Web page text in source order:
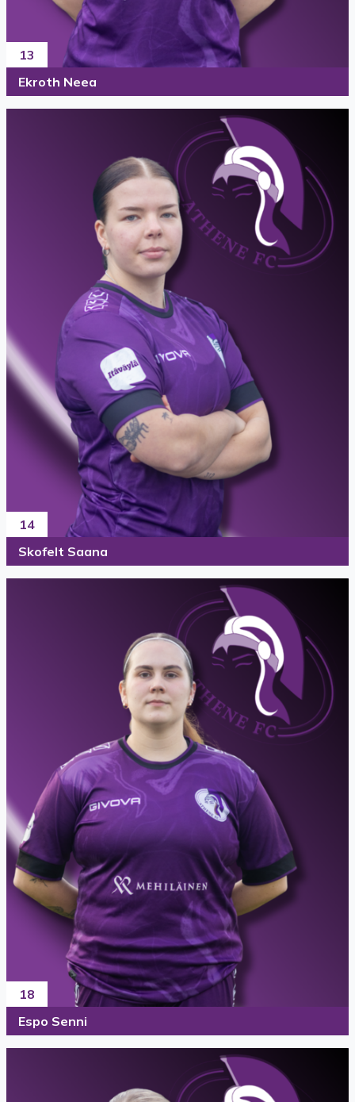
13
Ekroth Neea
14
Skofelt Saana
18
Espo Senni